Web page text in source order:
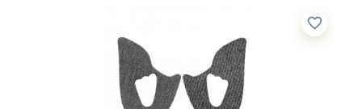
favorite_border